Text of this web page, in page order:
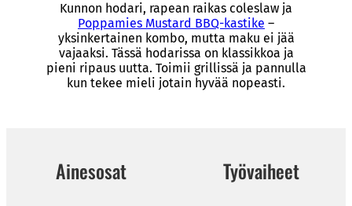
Kunnon hodari, rapean raikas coleslaw ja
Poppamies Mustard BBQ-kastike –
yksinkertainen kombo, mutta maku ei jää
vajaaksi. Tässä hodarissa on klassikkoa ja
pieni ripaus uutta. Toimii grillissä ja pannulla
kun tekee mieli jotain hyvää nopeasti.
Ainesosat Työvaiheet